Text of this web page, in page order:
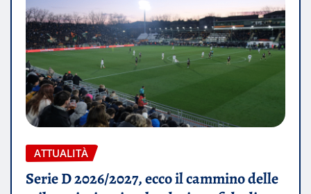
ATTUALITÀ
Serie D 2026/2027, ecco il cammino delle